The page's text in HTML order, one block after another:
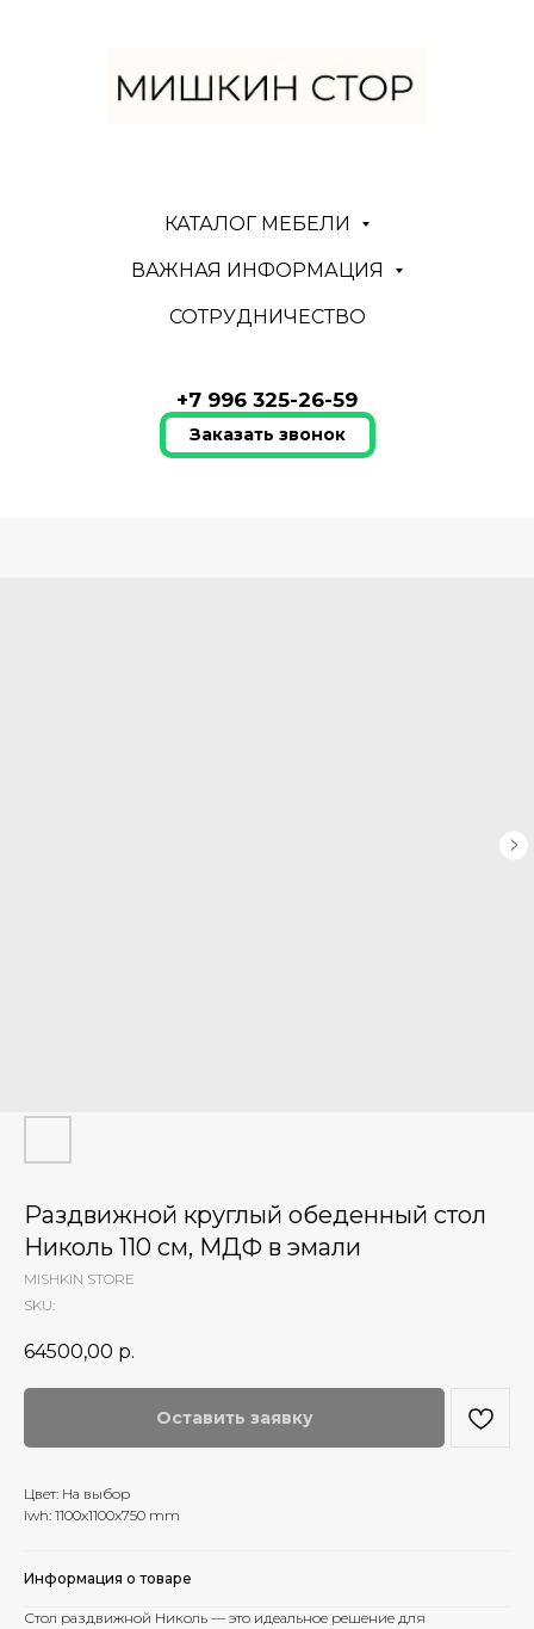
КАТАЛОГ МЕБЕЛИ
ВАЖНАЯ ИНФОРМАЦИЯ
СОТРУДНИЧЕСТВО
+7 996 325-26-59
Заказать звонок
Раздвижной круглый обеденный стол
Николь 110 см, МДФ в эмали
MISHKIN STORE
SKU:
64500,00 р.
Оставить заявку
Цвет: На выбор
lwh: 1100x1100x750 mm
Информация о товаре
Стол раздвижной Николь — это идеальное решение для